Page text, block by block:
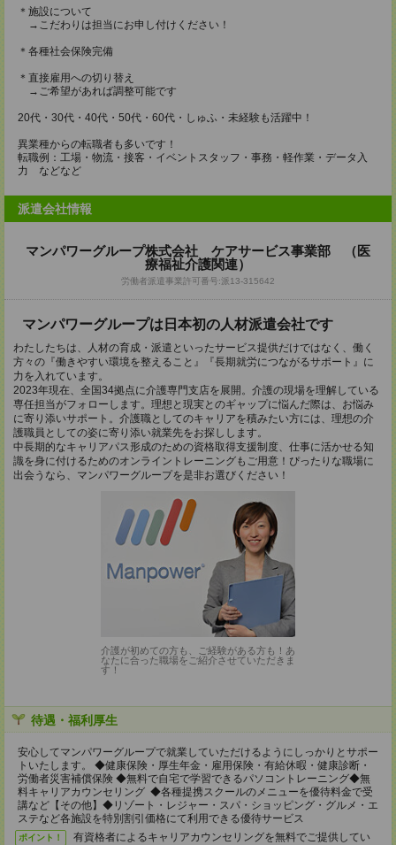
＊施設について
→こだわりは担当にお申し付けください！
＊各種社会保険完備
＊直接雇用への切り替え
→ご希望があれば調整可能です
20代・30代・40代・50代・60代・しゅふ・未経験も活躍中！
異業種からの転職者も多いです！
転職例：工場・物流・接客・イベントスタッフ・事務・軽作業・データ入
力 などなど
派遣会社情報
マンパワーグループ株式会社 ケアサービス事業部 （医
療福祉介護関連）
労働者派遣事業許可番号:派13-315642
マンパワーグループは日本初の人材派遣会社です
わたしたちは、人材の育成・派遣といったサービス提供だけではなく、働く
方々の『働きやすい環境を整えること』『長期就労につながるサポート』に
力を入れています。
2023年現在、全国34拠点に介護専門支店を展開。介護の現場を理解している
専任担当がフォローします。理想と現実とのギャップに悩んだ際は、お悩み
に寄り添いサポート。介護職としてのキャリアを積みたい方には、理想の介
護職員としての姿に寄り添い就業先をお探しします。
中長期的なキャリアパス形成のための資格取得支援制度、仕事に活かせる知
識を身に付けるためのオンライントレーニングもご用意！ぴったりな職場に
出会うなら、マンパワーグループを是非お選びください！
介護が初めての方も、ご経験がある方も！あ
なたに合った職場をご紹介させていただきま
す！
待遇・福利厚生
安心してマンパワーグループで就業していただけるようにしっかりとサポー
トいたします。 ◆健康保険・厚生年金・雇用保険・有給休暇・健康診断・
労働者災害補償保険 ◆無料で自宅で学習できるパソコントレーニング◆無
料キャリアカウンセリング ◆各種提携スクールのメニューを優待料金で受
講など【その他】◆リゾート・レジャー・スパ・ショッピング・グルメ・エ
ステなど各施設を特別割引価格にて利用できる優待サービス
ポイント！
有資格者によるキャリアカウンセリングを無料でご提供してい